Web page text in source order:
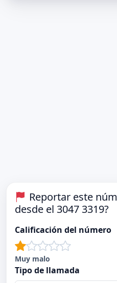
Reportar este
desde el 3047 3319?
Calificación del número
Muy malo
Tipo de llamada